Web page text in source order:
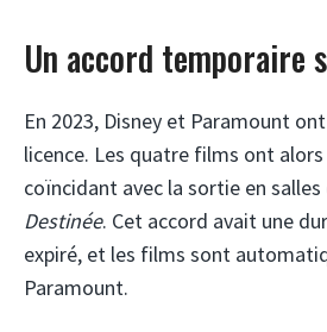
Un accord temporaire
En 2023, Disney et Paramount
licence. Les quatre films ont
coïncidant avec la sortie en salles
Destinée. Cet accord avait une
expiré, et les films sont
Paramount.